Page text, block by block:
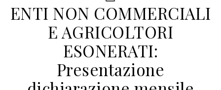
ENTI NON COMMERCIALI
E AGRICOLTORI
ESONERATI:
Presentazione